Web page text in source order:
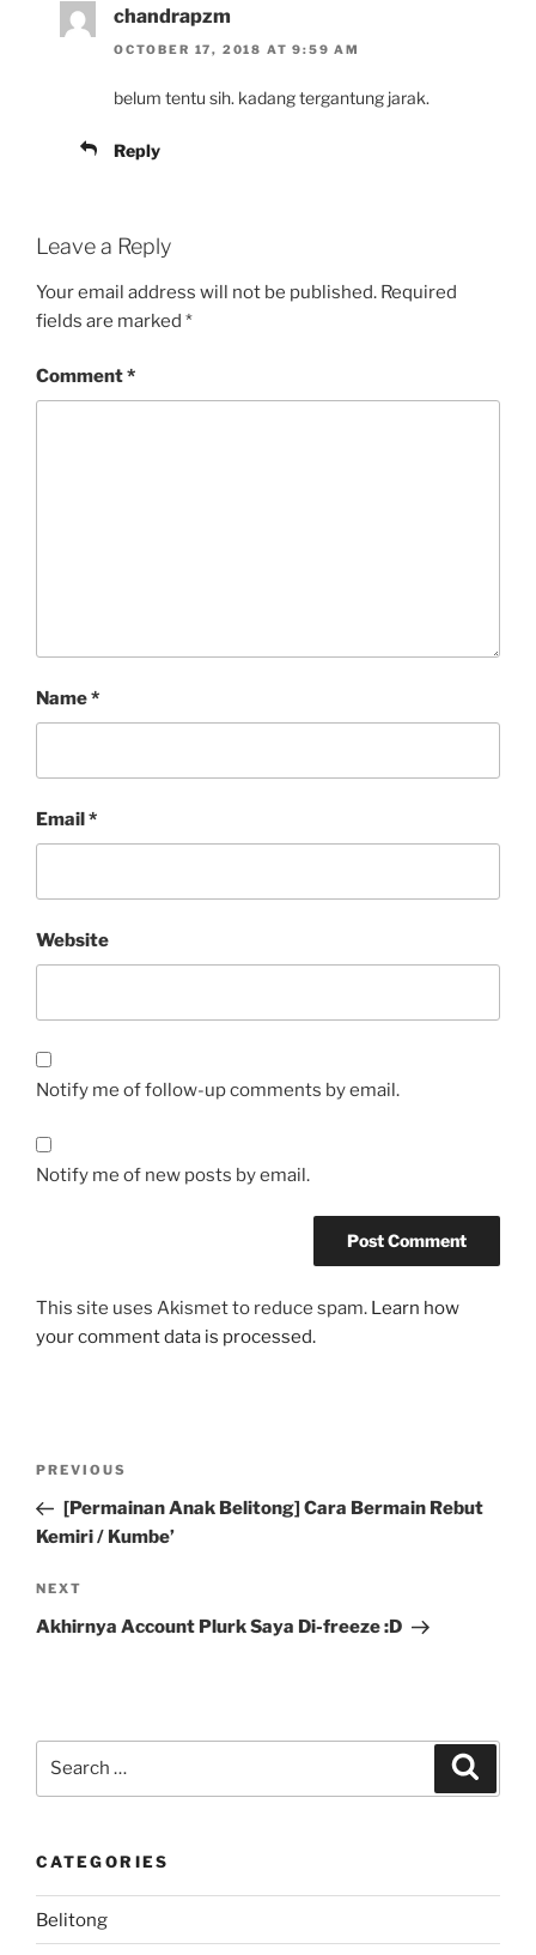
chandrapzm
OCTOBER 17, 2018 AT 9:59 AM
belum tentu sih. kadang tergantung jarak.
Reply
Leave a Reply
Your email address will not be published. Required
fields are marked *
Comment*
Name*
Email *
Website
Notify me of follow-up comments by email.
Notify me of new posts by email.
This site uses Akismet to reduce spam. Learn how
your comment data is processed.
Previous
Post
PREVIOUS
[Permainan Anak Belitong] Cara Bermain Rebut
Kemiri / Kumbe’
Next
Post
NEXT
Akhirnya Account Plurk Saya Di-freeze :D
CATEGORIES
Belitong